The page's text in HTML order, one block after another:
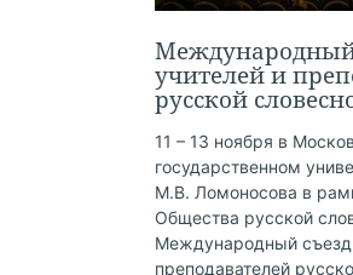
Международный
учителей и
русской
11 – 13 ноября в
государственном
М.В. Ломоносова в
Общества русской
Международный съезд
преподавателей